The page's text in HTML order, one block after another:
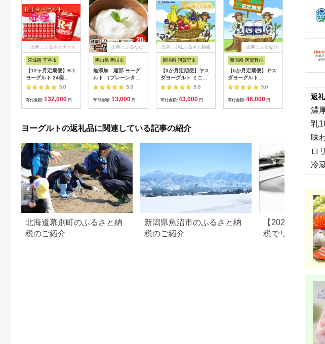
出典：ふるさとチョイ
茨城県 守谷市
【12ヶ月定期便】R-1
ヨーグルト 24個
112g×24個×12回 合
計288個 R-1 ヨーグル
ト プロビオヨーグル
5.0
寄付金額: 132,000 円
出典：ふるなび
岡山県 岡山市
無添加 建部 ヨーグ
ルト （プレーンタイ
プ） 20個 | ヨーグル
5.0
寄付金額: 13,000 円
出典：JALふるさと納税
新潟県 阿賀野市
【3か月定期便】ヤス
ダヨーグルト ミニミ
ニバラエティセット
150g×25本×3回 ふる
さと納税限定 こだわ
1B40043
5.0
寄付金額: 43,000 円
出典：ふるなび
新潟県 阿賀野市
【5か月定期便】ヤス
ダヨーグルト
150g×20本×5回 小ボ
トル こだわり生乳 新
鮮 濃厚 飲むヨーグル
5.0
寄付金額: 46,000 円
滋賀県 米原市
寄付金額:
ヨーグルトの返礼品に関連している記事の紹介
北海道幕別町のふるさと納
税のご紹介
新潟県魚沼市のふるさと納
税のご紹介
【2026年最新
税でリファ（
える？シャワー
ライヤー対応返
返
濃
乳
味
ロ
冷